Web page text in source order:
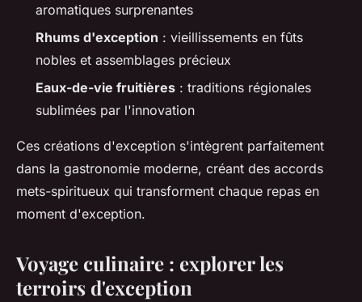
aromatiques surprenantes
Rhums d'exception : vieillissements en fûts
nobles et assemblages précieux
Eaux-de-vie fruitières : traditions régionales
sublimées par l'innovation
Ces créations d'exception s'intègrent parfaitement
dans la gastronomie moderne, créant des accords
mets-spiritueux qui transforment chaque repas en
moment d'exception.
Voyage culinaire : explorer les
terroirs d'exception